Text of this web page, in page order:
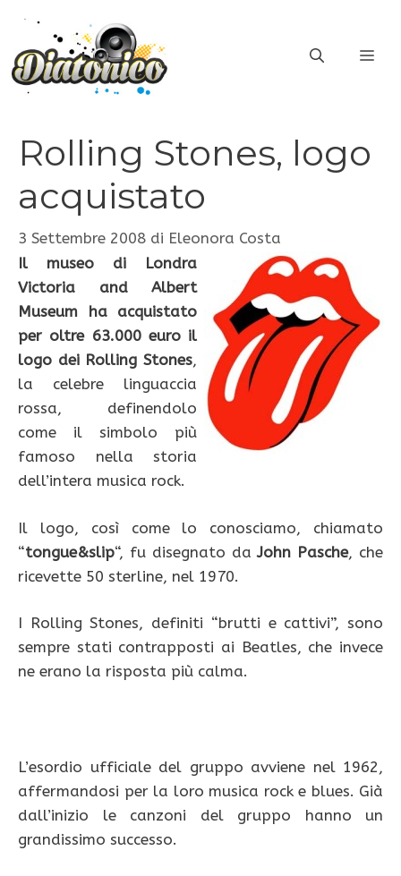
contenuto
Rolling Stones, logo
acquistato
3 Settembre 2008 di Eleonora Costa
Il museo di Londra
Victoria and Albert
Museum ha acquistato
per oltre 63.000 euro il
logo dei Rolling Stones,
la celebre linguaccia
rossa, definendolo
come il simbolo più
famoso nella storia
dell’intera musica rock.
Il logo, così come lo conosciamo, chiamato
“tongue&slip“, fu disegnato daJohn Pasche, che
ricevette 50 sterline, nel 1970.
I Rolling Stones, definiti “brutti e cattivi”, sono
sempre stati contrapposti ai Beatles, che invece
ne erano la risposta più calma.
L’esordio ufficiale del gruppo avviene nel 1962,
affermandosi per la loro musica rock e blues. Già
dall’inizio le canzoni del gruppo hanno un
grandissimo successo.